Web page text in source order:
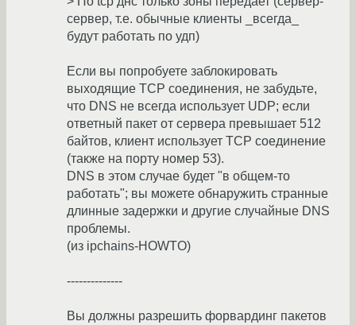
сервер, т.е. обычные клиенты _всегда_
будут работать по удп)
Если вы попробуете заблокировать
выходящие TCP соединения, не забудьте,
что DNS не всегда использует UDP; если
ответный пакет от сервера превышает 512
байтов, клиент использует TCP соединение
(также на порту номер 53).
DNS в этом случае будет "в общем-то
работать"; вы можете обнаружить странные
длинные задержки и другие случайные DNS
проблемы.
(из ipchains-HOWTO)
--------------
Вы должны разрешить форвардинг пакетов